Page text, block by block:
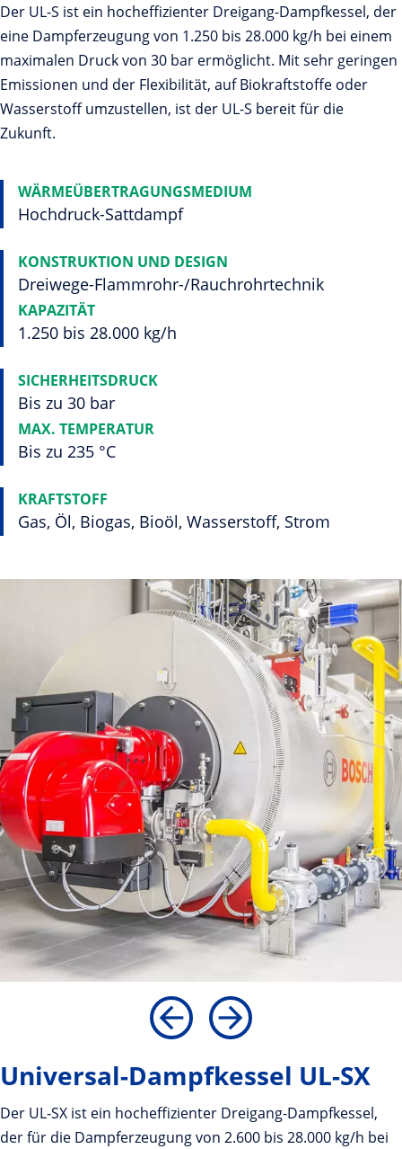
Der UL-S ist ein hocheffizienter Dreigang-Dampfkessel, der
eine Dampferzeugung von 1.250 bis 28.000 kg/h bei einem
maximalen Druck von 30 bar ermöglicht. Mit sehr geringen
Emissionen und der Flexibilität, auf Biokraftstoffe oder
Wasserstoff umzustellen, ist der UL-S bereit für die
Zukunft.
WÄRMEÜBERTRAGUNGSMEDIUM
Hochdruck-Sattdampf
KONSTRUKTION UND DESIGN
Dreiwege-Flammrohr-/Rauchrohrtechnik
KAPAZITÄT
1.250 bis 28.000 kg/h
SICHERHEITSDRUCK
Bis zu 30 bar
MAX. TEMPERATUR
Bis zu 235 °C
KRAFTSTOFF
Gas, Öl, Biogas, Bioöl, Wasserstoff, Strom
Universal-Dampfkessel UL-SX
Der UL-SX ist ein hocheffizienter Dreigang-Dampfkessel,
der für die Dampferzeugung von 2.600 bis 28.000 kg/h bei